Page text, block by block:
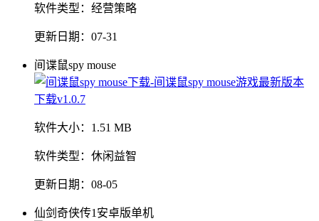
软件类型： 经营策略
更新日期： 07-31
间谍鼠spy mouse
软件大小： 1.51 MB
软件类型： 休闲益智
更新日期： 08-05
仙剑奇侠传1安卓版单机